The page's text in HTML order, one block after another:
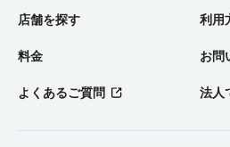
店舗を探す 利用
料金 お問
よくあるご質問 法人